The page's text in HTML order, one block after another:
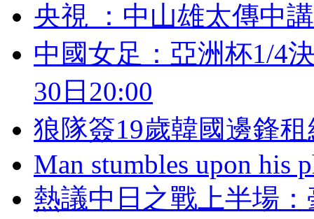
央視 ：中山雄太傳
中國女足：亞洲杯1/
30日20:00
狼隊簽19歲韓國邊鋒
Man stumbles upon his
熱議中日之戰上半場